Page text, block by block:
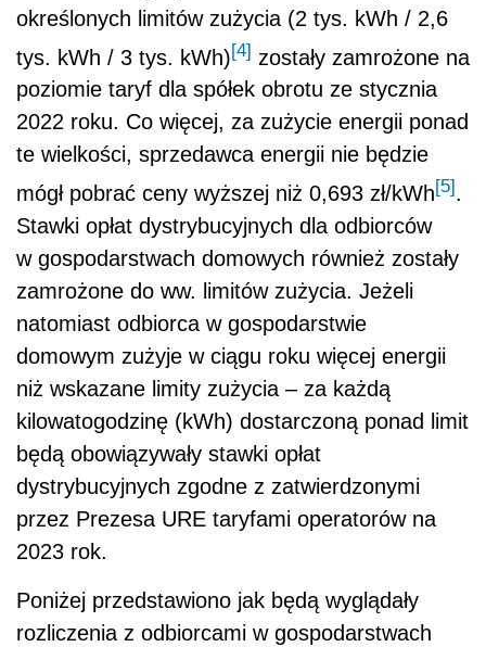
określonych limitów zużycia (2 tys. kWh / 2,6
tys. kWh / 3 tys. kWh)[4] zostały zamrożone na
poziomie taryf dla spółek obrotu ze stycznia
2022 roku. Co więcej, za zużycie energii ponad
te wielkości, sprzedawca energii nie będzie
mógł pobrać ceny wyższej niż 0,693 zł/kWh[5] .
Stawki opłat dystrybucyjnych dla odbiorców
w gospodarstwach domowych również zostały
zamrożone do ww. limitów zużycia. Jeżeli
natomiast odbiorca w gospodarstwie
domowym zużyje w ciągu roku więcej energii
niż wskazane limity zużycia – za każdą
kilowatogodzinę (kWh) dostarczoną ponad limit
będą obowiązywały stawki opłat
dystrybucyjnych zgodne z zatwierdzonymi
przez Prezesa URE taryfami operatorów na
2023 rok.
Poniżej przedstawiono jak będą wyglądały
rozliczenia z odbiorcami w gospodarstwach